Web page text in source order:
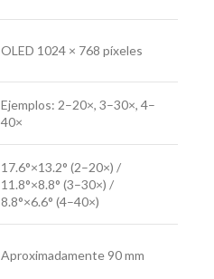
OLED 1024 × 768 píxeles
Ejemplos: 2–20×, 3–30×, 4–
40×
17.6°×13.2° (2–20×) /
11.8°×8.8° (3–30×) /
8.8°×6.6° (4–40×)
Aproximadamente 90 mm